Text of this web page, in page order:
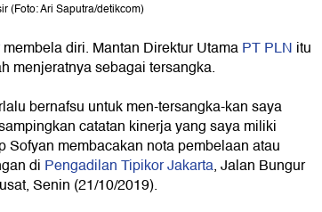
(Foto: Ari Saputra/detikcom)
membela diri. Mantan Direktur UtamaPT PLN itu
menjeratnya sebagai tersangka.
bernafsu untuk men-tersangka-kan saya
catatan kinerja yang saya miliki
Sofyan membacakan nota pembelaan atau
di Pengadilan Tipikor Jakarta, Jalan Bungur
Senin (21/10/2019).